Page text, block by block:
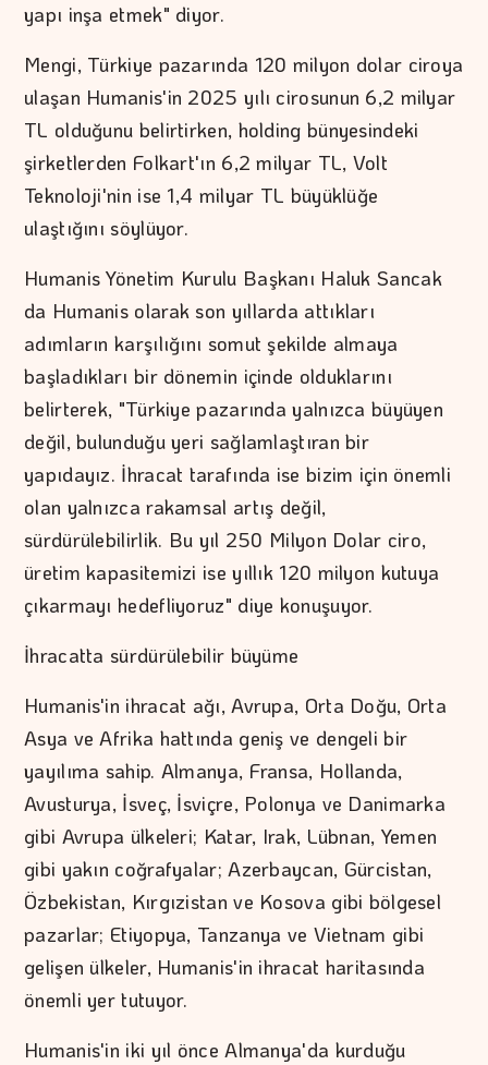
yapı inşa etmek" diyor.
Mengi, Türkiye pazarında 120 milyon dolar ciroya
ulaşan Humanis'in 2025 yılı cirosunun 6,2 milyar
TL olduğunu belirtirken, holding bünyesindeki
şirketlerden Folkart'ın 6,2 milyar TL, Volt
Teknoloji'nin ise 1,4 milyar TL büyüklüğe
ulaştığını söylüyor.
Humanis Yönetim Kurulu Başkanı Haluk Sancak
da Humanis olarak son yıllarda attıkları
adımların karşılığını somut şekilde almaya
başladıkları bir dönemin içinde olduklarını
belirterek, "Türkiye pazarında yalnızca büyüyen
değil, bulunduğu yeri sağlamlaştıran bir
yapıdayız. İhracat tarafında ise bizim için önemli
olan yalnızca rakamsal artış değil,
sürdürülebilirlik. Bu yıl 250 Milyon Dolar ciro,
üretim kapasitemizi ise yıllık 120 milyon kutuya
çıkarmayı hedefliyoruz" diye konuşuyor.
İhracatta sürdürülebilir büyüme
Humanis'in ihracat ağı, Avrupa, Orta Doğu, Orta
Asya ve Afrika hattında geniş ve dengeli bir
yayılıma sahip. Almanya, Fransa, Hollanda,
Avusturya, İsveç, İsviçre, Polonya ve Danimarka
gibi Avrupa ülkeleri; Katar, Irak, Lübnan, Yemen
gibi yakın coğrafyalar; Azerbaycan, Gürcistan,
Özbekistan, Kırgızistan ve Kosova gibi bölgesel
pazarlar; Etiyopya, Tanzanya ve Vietnam gibi
gelişen ülkeler, Humanis'in ihracat haritasında
önemli yer tutuyor.
Humanis'in iki yıl önce Almanya'da kurduğu